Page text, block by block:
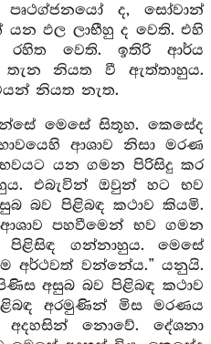
ද, සෝවාන්
යන ඵල ලාභීහු ද වෙති. එහි
රහිත වෙති. ඉතිරි ආර්ය
තැන නියත වී ඇත්තාහුය.
නියත නැත.
මෙසේ සිතූහ. කෙසේද
ආශාව නිසා මරණ
යන ගමන පිරිසිදු කර
එබැවින් ඔවුන් හට භව
බව පිළිබඳ කථාව කියමි.
පහවීමෙන් භව ගමන
ගන්නාහුය. මෙසේ
අර්ථවත් වන්නේය.” යනුයි.
අසුබ බව පිළිබඳ කථාව
අරමුණින් මිස මරණය
නොවේ. දේශනා